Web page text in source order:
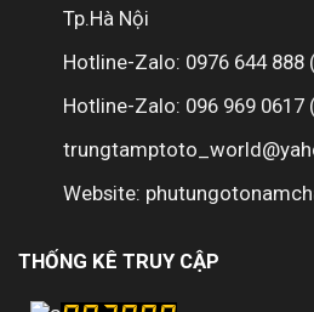
Tp.Hà Nội
Hotline-Zalo: 0976 644 888
Hotline-Zalo: 096 969 0617
Website:
THỐNG KÊ TRUY CẬP